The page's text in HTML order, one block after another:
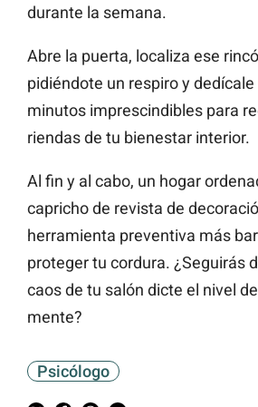
durante la semana.
Abre la puerta, localiza ese
pidiéndote un respiro y
minutos imprescindibles para
riendas de tu bienestar interior.
Al fin y al cabo, un hogar
capricho de revista de
herramienta preventiva más
proteger tu cordura. ¿Seguirás
caos de tu salón dicte el nivel
mente?
Psicólogo